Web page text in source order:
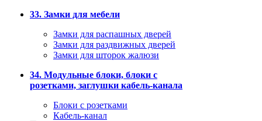
33. Замки для мебели
Замки для распашных дверей
Замки для раздвижных дверей
Замки для шторок жалюзи
34. Модульные блоки, блоки с
розетками, заглушки кабель-канала
Блоки с розетками
Кабель-канал